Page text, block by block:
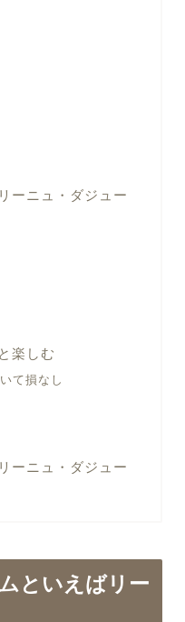
ーニュ・ダジュー
楽しむ
て損なし
ーニュ・ダジュー
といえばリー